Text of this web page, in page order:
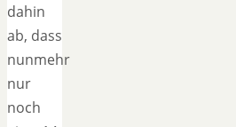
dahin
ab, dass
nunmehr
nur
noch